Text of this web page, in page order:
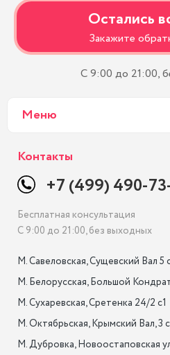
Остались
Закажите
С 9:00 до 21:00,
Меню
Контакты
+7 (499) 490-
Бесплатная консультация
С 9:00 до 21:00, без выходных
М. Савеловская, Сущевский Вал 5
М. Белорусская, Большой
М. Сухаревская, Сретенка 24/2 с1
М. Октябрьская, Крымский Вал, 3
М. Дубровка, Новоостаповская